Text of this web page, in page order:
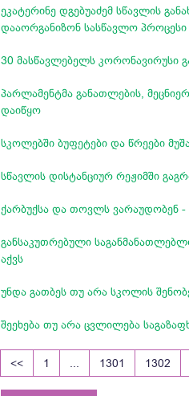
ეკატერინე დგებუაძემ სწავლის
დააორგანიზონ სასწავლო პროცესი
30 მასწავლებელს კორონავირუსი
პარლამენტმა განათლების,
დაიწყო
სკოლებში ბუფეტები და წრეები
სწავლის დისტანციურ რეჟიმში
ქარბუქსა და თოვლს ვარაუდობენ
განსაკუთრებული
აქვს
უნდა გათბეს თუ არა სკოლის
შეეხება თუ არა ცვლილება
<< 1 1301 1302